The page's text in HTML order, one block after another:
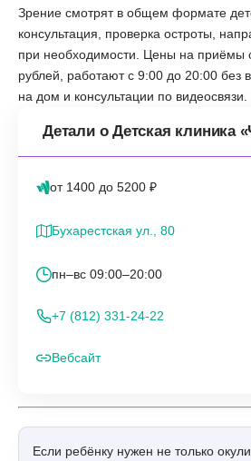
Зрение смотрят в общем формате
консультация, проверка остроты,
при необходимости. Цены на приёмы
рублей, работают с 9:00 до 20:00 без
на дом и консультации по видеосвязи.
Детали о Детская клиника
от 1400 до 5200 ₽
Бухарестская ул., 80
пн–вс 09:00–20:00
+7 (812) 331-24-22
Вебсайт
Если ребёнку нужен не только